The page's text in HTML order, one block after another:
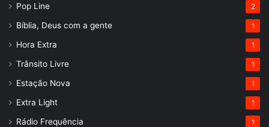
Pop Line 2
Bíblia, Deus com a gente 1
Hora Extra 1
Trânsito Livre 1
Estação Nova 1
Extra Light 1
Rádio Frequência 1